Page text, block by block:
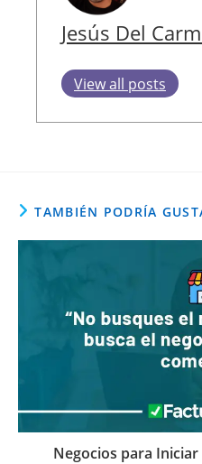
Jesús Del
View all posts
TAMBIÉN PODRÍA
Negocios para